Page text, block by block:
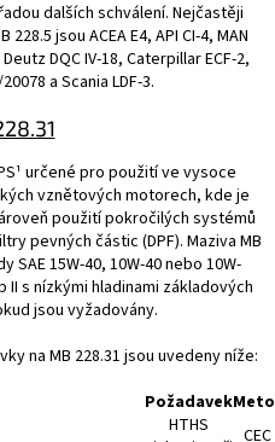
dalších schválení. Nejčastěji
jsou ACEA E4, API CI-4, MAN
DQC IV-18, Caterpillar ECF-2,
a Scania LDF-3.
určené pro použití ve vysoce
vznětových motorech, kde je
použití pokročilých systémů
pevných částic (DPF). Maziva MB
15W-40, 10W-40 nebo 10W-
II s nízkými hladinami základových
jsou vyžadovány.
na MB 228.31 jsou uvedeny níže:
Požadavek
HTHS
CEC